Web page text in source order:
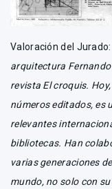
Valoración del Jurado:
arquitectura
revista El croquis.
números editados, es
relevantes
bibliotecas. Han
varias generaciones
mundo, no solo con